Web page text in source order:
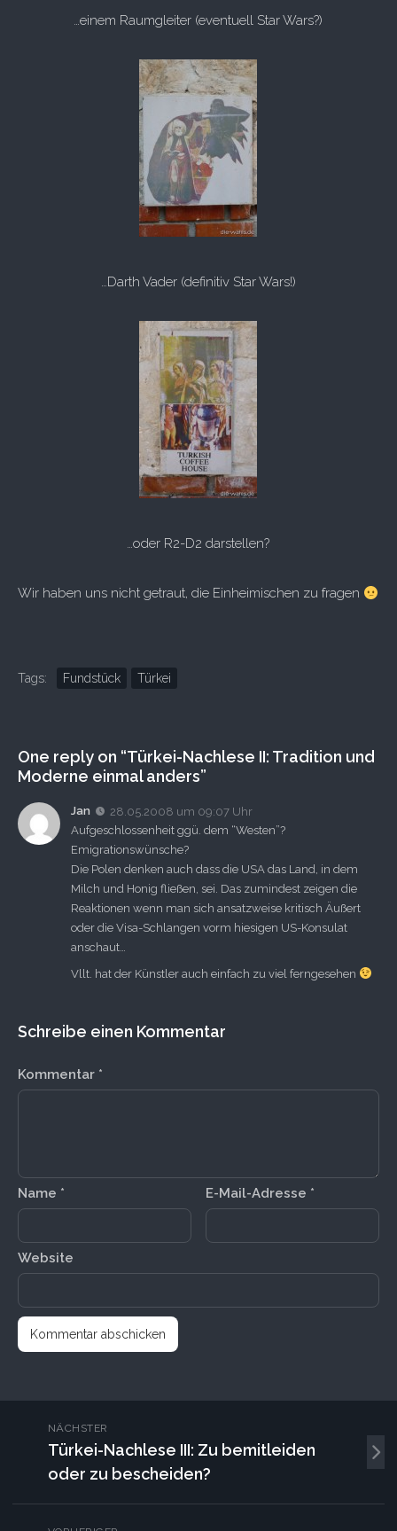
…einem Raumgleiter (eventuell Star Wars?)
…Darth Vader (definitiv Star Wars!)
…oder R2-D2 darstellen?
Wir haben uns nicht getraut, die Einheimischen zu fragen
Tags: Fundstück Türkei
One reply on “Türkei-Nachlese II: Tradition und
Moderne einmal anders”
Jan
28.05.2008 um 09:07 Uhr
Aufgeschlossenheit ggü. dem “Westen”?
Emigrationswünsche?
Die Polen denken auch dass die USA das Land, in dem
Milch und Honig fließen, sei. Das zumindest zeigen die
Reaktionen wenn man sich ansatzweise kritisch Äußert
oder die Visa-Schlangen vorm hiesigen US-Konsulat
anschaut…
Vllt. hat der Künstler auch einfach zu viel ferngesehen
Schreibe einen Kommentar
Kommentar *
Name * E-Mail-Adresse *
Website
NÄCHSTER
Türkei-Nachlese III: Zu bemitleiden
oder zu bescheiden?